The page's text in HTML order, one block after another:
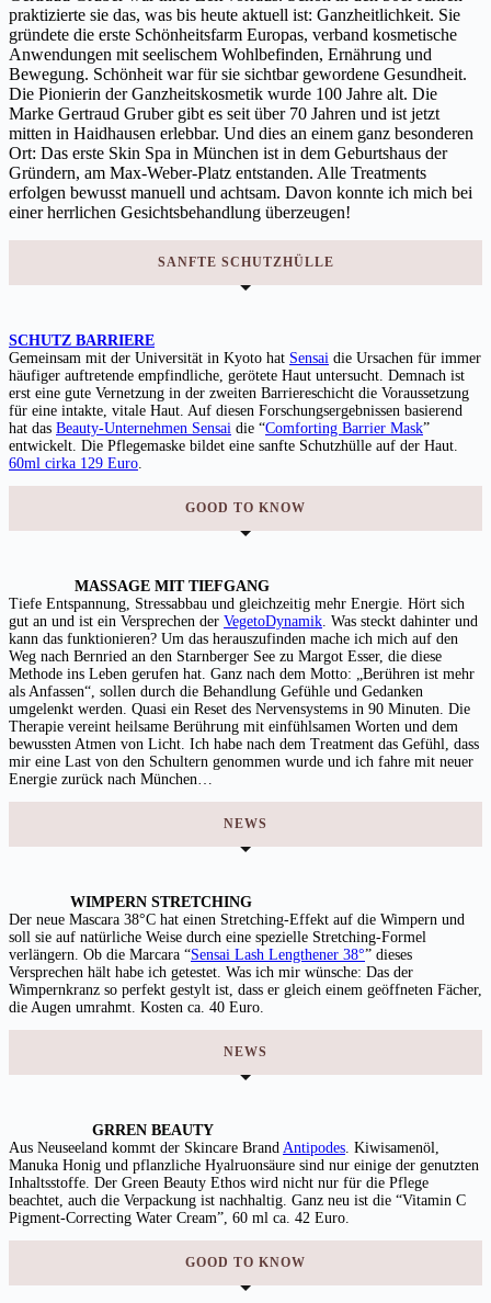
praktizierte sie das, was bis heute aktuell ist: Ganzheitlichkeit. Sie
gründete die erste Schönheitsfarm Europas, verband kosmetische
Anwendungen mit seelischem Wohlbefinden, Ernährung und
Bewegung. Schönheit war für sie sichtbar gewordene Gesundheit.
Die Pionierin der Ganzheitskosmetik wurde 100 Jahre alt. Die
Marke Gertraud Gruber gibt es seit über 70 Jahren und ist jetzt
mitten in Haidhausen erlebbar. Und dies an einem ganz besonderen
Ort: Das erste Skin Spa in München ist in dem Geburtshaus der
Gründern, am Max-Weber-Platz entstanden. Alle Treatments
erfolgen bewusst manuell und achtsam. Davon konnte ich mich bei
einer herrlichen Gesichtsbehandlung überzeugen!
SANFTE SCHUTZHÜLLE
SCHUTZ BARRIERE
Gemeinsam mit der Universität in Kyoto hat Sensai die Ursachen für immer
häufiger auftretende empfindliche, gerötete Haut untersucht. Demnach ist
erst eine gute Vernetzung in der zweiten Barriereschicht die Voraussetzung
für eine intakte, vitale Haut. Auf diesen Forschungsergebnissen basierend
hat das Beauty-Unternehmen Sensai die “Comforting Barrier Mask”
entwickelt. Die Pflegemaske bildet eine sanfte Schutzhülle auf der Haut.
60ml cirka 129 Euro
GOOD TO KNOW
MASSAGE MIT TIEFGANG
Tiefe Entspannung, Stressabbau und gleichzeitig mehr Energie. Hört sich
gut an und ist ein Versprechen der VegetoDynamik . Was steckt dahinter und
kann das funktionieren? Um das herauszufinden mache ich mich auf den
Weg nach Bernried an den Starnberger See zu Margot Esser, die diese
Methode ins Leben gerufen hat. Ganz nach dem Motto: „Berühren ist mehr
als Anfassen“, sollen durch die Behandlung Gefühle und Gedanken
umgelenkt werden. Quasi ein Reset des Nervensystems in 90 Minuten. Die
Therapie vereint heilsame Berührung mit einfühlsamen Worten und dem
bewussten Atmen von Licht. Ich habe nach dem Treatment das Gefühl, dass
mir eine Last von den Schultern genommen wurde und ich fahre mit neuer
Energie zurück nach München…
NEWS
WIMPERN STRETCHING
Der neue Mascara 38°C hat einen Stretching-Effekt auf die Wimpern und
soll sie auf natürliche Weise durch eine spezielle Stretching-Formel
verlängern. Ob die Marcara “Sensai Lash Lengthener 38°” dieses
Versprechen hält habe ich getestet. Was ich mir wünsche: Das der
Wimpernkranz so perfekt gestylt ist, dass er gleich einem geöffneten Fächer,
die Augen umrahmt. Kosten ca. 40 Euro.
NEWS
GRREN BEAUTY
Aus Neuseeland kommt der Skincare Brand Antipodes . Kiwisamenöl,
Manuka Honig und pflanzliche Hyalruonsäure sind nur einige der genutzten
Inhaltsstoffe. Der Green Beauty Ethos wird nicht nur für die Pflege
beachtet, auch die Verpackung ist nachhaltig. Ganz neu ist die “Vitamin C
Pigment-Correcting Water Cream”, 60 ml ca. 42 Euro.
GOOD TO KNOW